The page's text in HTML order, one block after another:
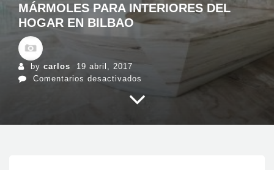
MÁRMOLES PARA INTERIORES DEL
HOGAR EN BILBAO
by carlos
19 abril, 2017
Comentarios desactivados
para
interiores
en